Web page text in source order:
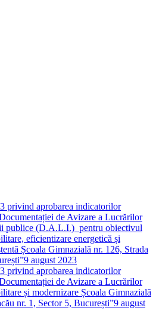
privind aprobarea indicatorilor
de Avizare a Lucrărilor
publice (D.A.L.I.) pentru obiectivul
eficientizare energetică și
Școala Gimnazială nr. 126, Strada
9 august 2023
privind aprobarea indicatorilor
de Avizare a Lucrărilor
și modernizare Școala Gimnazială
nr. 1, Sector 5, București”9 august